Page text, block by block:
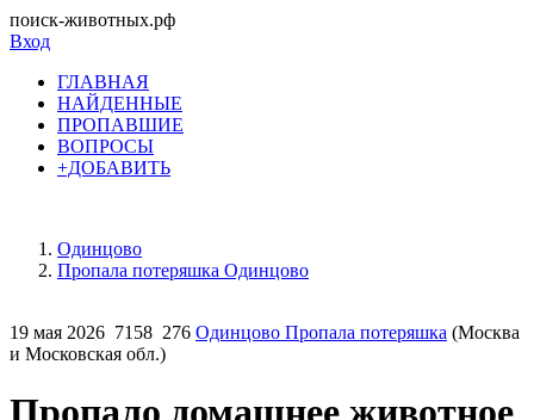
поиск-животных.рф
Вход
ГЛАВНАЯ
НАЙДЕННЫЕ
ПРОПАВШИЕ
ВОПРОСЫ
+ДОБАВИТЬ
Одинцово
Пропала потеряшка Одинцово
19 мая 2026 7158 276 Одинцово Пропала потеряшка (Москва
и Московская обл.)